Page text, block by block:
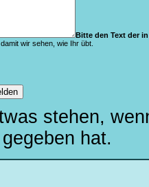
Bitte den Text der
wir sehen, wie Ihr übt.
stehen,
hat.